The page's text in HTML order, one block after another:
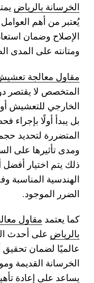
الخرسانة بالرياض
يُعتبر من أهم
الإصلاح وضمان
ومتانته على المدى
مقاول معالجة
المتخصص لا يقتصر
الخارجي للتعشيش
بل يبدأ أولًا بإجراء
المتضررة لتحديد
ومدى تأثيرها على
ذلك يتم اختيار أفضل
الهندسية المناسبة
الضرر الموجود.
كما يعتمد مقاول
بالرياض على أحدث
عالميًا لضمان
الخرسانة القديمة
يساعد على إعادة